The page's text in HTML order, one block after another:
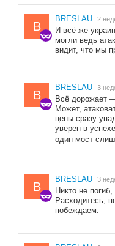
B
BRESLAU 2
И всё же
могли ведь
видит, что мы
B
BRESLAU 3
Всё дорожает
Может,
цены сразу
уверен в
один мост
B
BRESLAU 3
Никто не
Расходитесь,
побеждаем.